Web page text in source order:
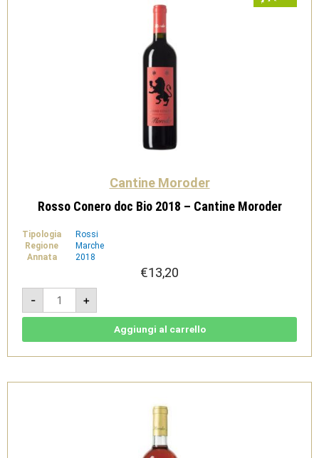
Cantine Moroder
Rosso Conero doc Bio 2018 – Cantine Moroder
Tipologia
Rossi
Regione
Marche
Annata
2018
€13,20
-
Rosso
Conero
doc
Bio
Moroder
+
Aggiungi al carrello